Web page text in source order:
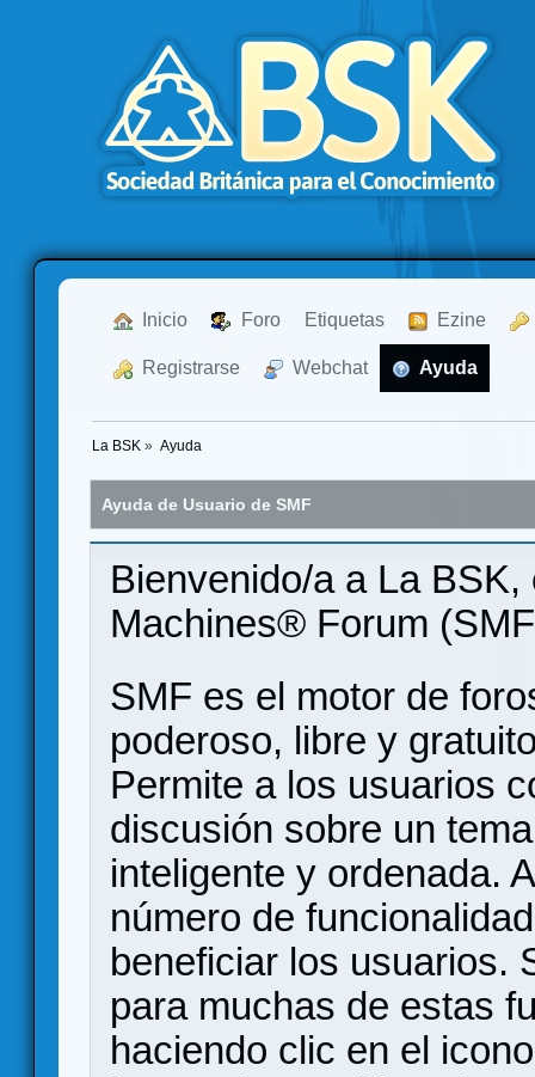
Inicio Foro Etiquetas Ezine
Registrarse Webchat Ayuda
La BSK » Ayuda
Ayuda de Usuario de SMF
Bienvenido/a a La
Machines® Forum
SMF es el motor de
poderoso, libre y
Permite a los usuarios
discusión sobre un
inteligente y ordenada.
número de
beneficiar los usuarios.
para muchas de estas
haciendo clic en el